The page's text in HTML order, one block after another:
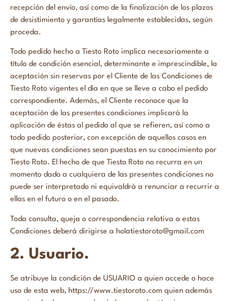
recepción del envío, así como de la finalización de los plazos
de desistimiento y garantías legalmente establecidas, según
proceda.
Todo pedido hecho a Tiesto Roto implica necesariamente a
título de condición esencial, determinante e imprescindible, la
aceptación sin reservas por el Cliente de las Condiciones de
Tiesto Roto vigentes el día en que se lleve a cabo el pedido
correspondiente. Además, el Cliente reconoce que la
aceptación de las presentes condiciones implicará la
aplicación de éstas al pedido al que se refieren, así como a
todo pedido posterior, con excepción de aquellos casos en
que nuevas condiciones sean puestas en su conocimiento por
Tiesto Roto. El hecho de que Tiesto Roto no recurra en un
momento dado a cualquiera de las presentes condiciones no
puede ser interpretado ni equivaldrá a renunciar a recurrir a
ellas en el futuro o en el pasado.
Toda consulta, queja o correspondencia relativa a estas
Condiciones deberá dirigirse a holatiestoroto@gmail.com
2. Usuario.
Se atribuye la condición de USUARIO a quien accede o hace
uso de esta web, https://www.tiestoroto.com quien además